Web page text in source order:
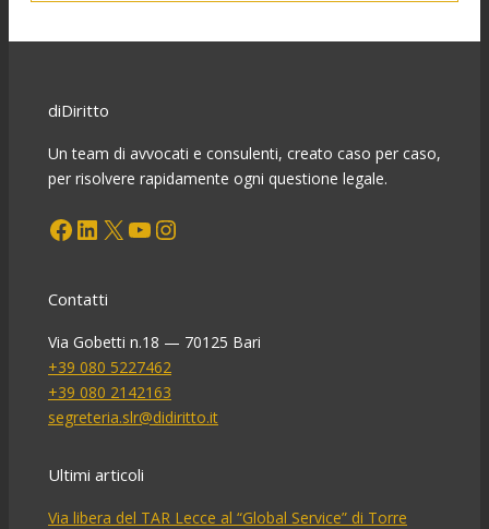
diDiritto
Un team di avvocati e consulenti, creato caso per caso,
per risolvere rapidamente ogni questione legale.
Facebook LinkedIn X YouTube Instagram
Contatti
Via Gobetti n.18 — 70125 Bari
+39 080 5227462
+39 080 2142163
segreteria.slr@didiritto.it
Ultimi articoli
Via libera del TAR Lecce al “Global Service” di Torre